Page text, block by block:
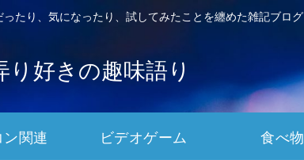
たり、気になったり、試してみたことを纏めた雑記ブログ
り好きの趣味語り
関連 ビデオゲーム 食べ物